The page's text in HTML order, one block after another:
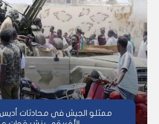
ممثلو الجيش في محادثات أديس